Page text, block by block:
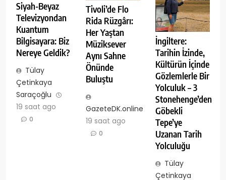
Siyah-Beyaz
Televizyondan
Kuantum
Bilgisayara: Biz
Nereye Geldik?
Tülay
Çetinkaya
Saraçoğlu
19 saat ago
0
Tivoli’de Flo
Rida Rüzgârı:
Her Yaştan
Müziksever
Aynı Sahne
Önünde
Buluştu
GazeteDK.online
19 saat ago
0
İngiltere:
Tarihin İzinde,
Kültürün İçinde
Gözlemlerle Bir
Yolculuk – 3
Stonehenge’den
Göbekli
Tepe’ye
Uzanan Tarih
Yolculuğu
Tülay
Çetinkaya